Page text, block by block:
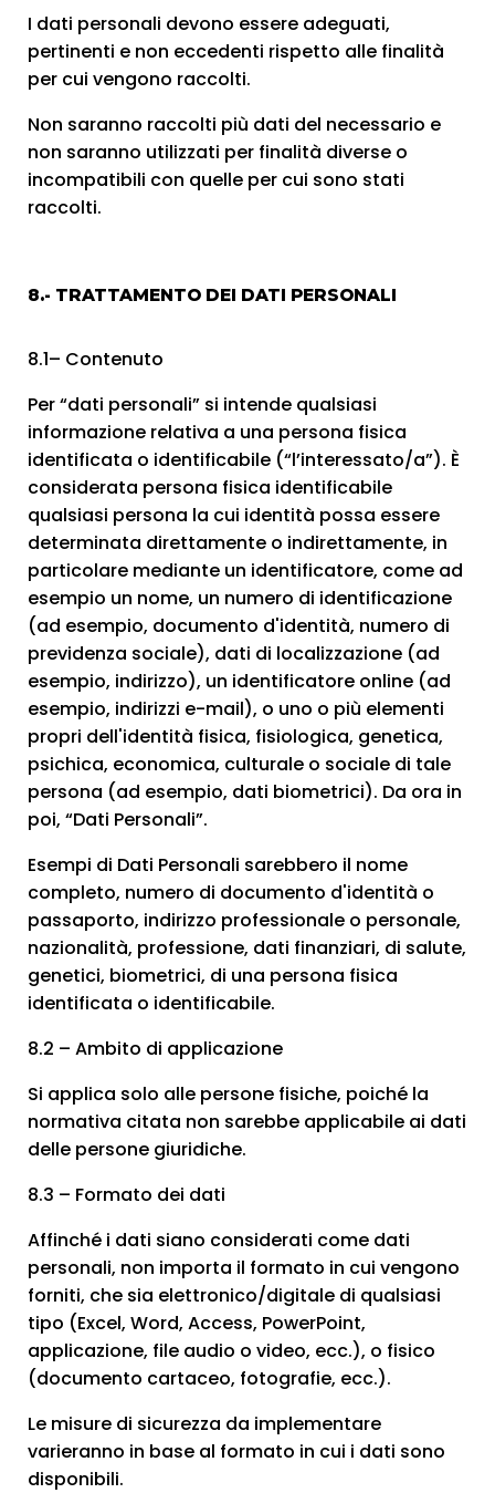
I dati personali devono essere adeguati,
pertinenti e non eccedenti rispetto alle finalità
per cui vengono raccolti.
Non saranno raccolti più dati del necessario e
non saranno utilizzati per finalità diverse o
incompatibili con quelle per cui sono stati
raccolti.
8.- TRATTAMENTO DEI DATI PERSONALI
8.1– Contenuto
Per “dati personali” si intende qualsiasi
informazione relativa a una persona fisica
identificata o identificabile (“l’interessato/a”). È
considerata persona fisica identificabile
qualsiasi persona la cui identità possa essere
determinata direttamente o indirettamente, in
particolare mediante un identificatore, come ad
esempio un nome, un numero di identificazione
(ad esempio, documento d'identità, numero di
previdenza sociale), dati di localizzazione (ad
esempio, indirizzo), un identificatore online (ad
esempio, indirizzi e-mail), o uno o più elementi
propri dell'identità fisica, fisiologica, genetica,
psichica, economica, culturale o sociale di tale
persona (ad esempio, dati biometrici). Da ora in
poi, “Dati Personali”.
Esempi di Dati Personali sarebbero il nome
completo, numero di documento d'identità o
passaporto, indirizzo professionale o personale,
nazionalità, professione, dati finanziari, di salute,
genetici, biometrici, di una persona fisica
identificata o identificabile.
8.2 – Ambito di applicazione
Si applica solo alle persone fisiche, poiché la
normativa citata non sarebbe applicabile ai dati
delle persone giuridiche.
8.3 – Formato dei dati
Affinché i dati siano considerati come dati
personali, non importa il formato in cui vengono
forniti, che sia elettronico/digitale di qualsiasi
tipo (Excel, Word, Access, PowerPoint,
applicazione, file audio o video, ecc.), o fisico
(documento cartaceo, fotografie, ecc.).
Le misure di sicurezza da implementare
varieranno in base al formato in cui i dati sono
disponibili.